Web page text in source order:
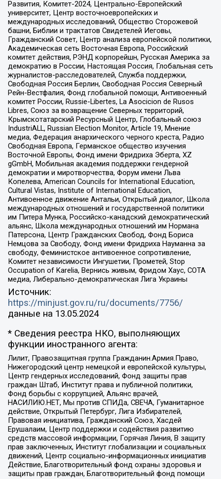
Развития, Комитет-2024, Центрально-Европейский
университет, Центр восточноевропейских и
международных исследований, Общество Сторожевой
башни, Библии и трактатов Свидетелей Иеговы,
Гражданский Совет, Центр анализа европейской политики,
Академическая сеть Восточная Европа, Российский
комитет действия, РЭНД корпорейшн, Русская Америка за
демократию в России, Настоящая Россия, Глобальная сеть
журналистов-расследователей, Служба поддержки,
Свободная Россия Берлин, Свободная Россия Северный
Рейн-Вестфалия, Фонд глобальной помощи, Антивоенный
комитет России, Russie-Libertes, La Asocicion de Rusos
Libres, Союз за возвращение Северных территорий,
Крымскотатарский Ресурсный Центр, Глобальный союз
IndustriALL, Russian Election Monitor, Article 19, Мнение
медиа, Федерация анархического черного креста, Радио
Свободная Европа, Германское общество изучения
Восточной Европы, Фонд имени Фридриха Эберта, XZ
gGmbH, Мобильная академия поддержки гендерной
демократии и миротворчества, Форум имени Льва
Копелева, American Councils for International Education,
Cultural Vistas, Institute of International Education,
Антивоенное движение Антальи, Открытый диалог, Школа
международных отношений и государственной политики
им Питера Мунка, Российско-канадский демократический
альянс, Школа международных отношений им Нормана
Патерсона, Центр Гражданских Свобод, Фонд Бориса
Немцова за Свободу, Фонд имени Фридриха Науманна за
свободу, Феминистское антивоенное сопротивление,
Комитет независимости Ингушетии, Прометей, Stop
Occupation of Karelia, Вернись живым, Фридом Хаус, СОТА
медиа, Либерально-демократическая Лига Украины
Источник:
https://minjust.gov.ru/ru/documents/7756/
данные на 13.05.2024
* Сведения реестра НКО, выполняющих
функции иностранного агента:
Лилит, Правозащитная группа Гражданин.Армия.Право,
Нижегородский центр немецкой и европейской культуры,
Центр гендерных исследований, Фонд защиты прав
граждан Штаб, Институт права и публичной политики,
Фонд борьбы с коррупцией, Альянс врачей,
НАСИЛИЮ.НЕТ, Мы против СПИДа, СВЕЧА, Гуманитарное
действие, Открытый Петербург, Лига Избирателей,
Правовая инициатива, Гражданский Союз, Хасдей
Ерушалаим, Центр поддержки и содействия развитию
средств массовой информации, Горячая Линия, В защиту
прав заключенных, Институт глобализации и социальных
движений, Центр социально-информационных инициатив
Действие, Благотворительный фонд охраны здоровья и
защиты прав граждан, Благотворительный фонд помощи